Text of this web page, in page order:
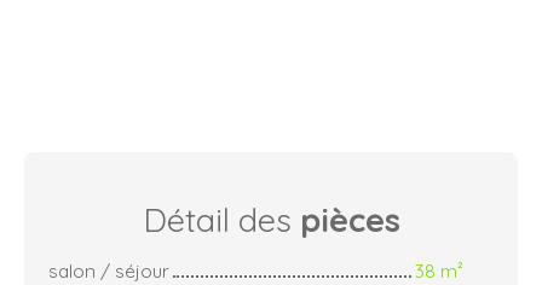
Détail des pièces
salon / séjour
38 m²